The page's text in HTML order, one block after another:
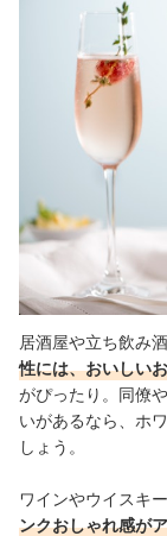
居酒屋や立ち飲み
性には、おいしい
がぴったり。同僚
いがあるなら、ホ
しょう。
ワインやウイスキ
ンクおしゃれ感が